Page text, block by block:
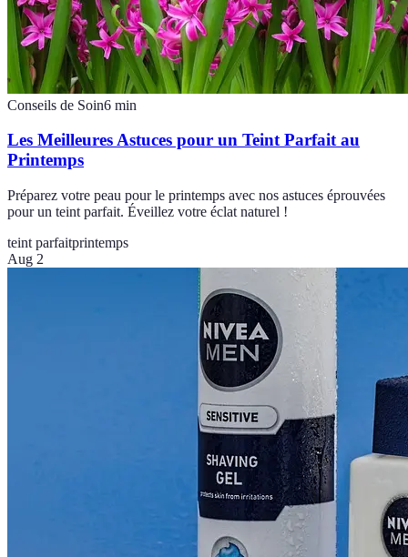
Conseils de Soin6 min
Les Meilleures Astuces pour un Teint Parfait au
Printemps
Préparez votre peau pour le printemps avec nos astuces éprouvées
pour un teint parfait. Éveillez votre éclat naturel !
teint parfaitprintemps
Aug 2